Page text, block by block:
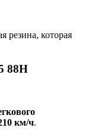
резина, которая
88H
км/ч.